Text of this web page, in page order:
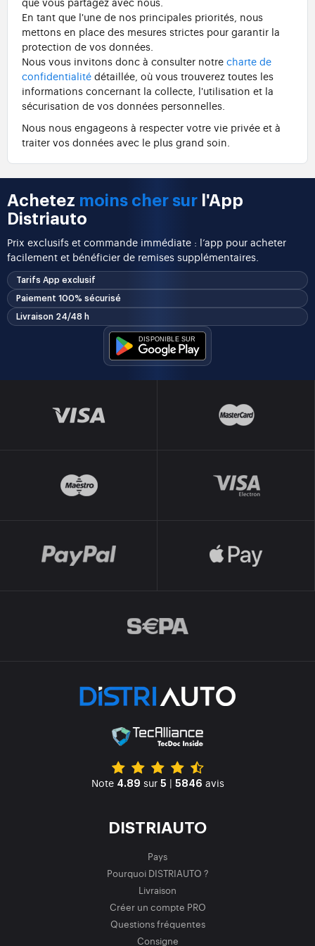
En tant que l'une de nos principales priorités, nous
mettons en place des mesures strictes pour garantir la
protection de vos données.
Nous vous invitons donc à consulter notre charte de
confidentialité détaillée, où vous trouverez toutes les
informations concernant la collecte, l'utilisation et la
sécurisation de vos données personnelles.
Nous nous engageons à respecter votre vie privée et à
traiter vos données avec le plus grand soin.
Achetez moins cher sur l'App
Distriauto
Prix exclusifs et commande immédiate : l’app pour acheter
facilement et bénéficier de remises supplémentaires.
Tarifs App exclusif
Paiement 100% sécurisé
Livraison 24/48 h
Note 4.89 sur 5 | 5846 avis
DISTRIAUTO
Pays
Pourquoi DISTRIAUTO ?
Livraison
Créer un compte PRO
Questions fréquentes
Consigne